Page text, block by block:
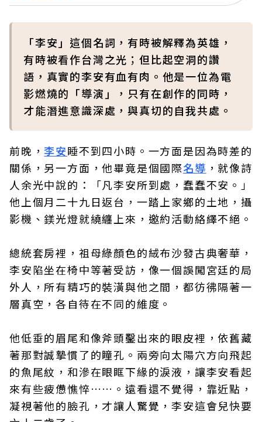
「李安」這個名詞，有時被解釋為英雄，
有時被看作台灣之光；但比起空洞的讚
語，真實的李安有血有肉。他是一位為電
影燃燒的「導演」，只有在創作的同時，
才能潛進意識深處，與真切的自我共處。
前晚，李安睡不到四小時。一方面是因為時差的
關係，另一方面，他畢竟是個國際名導 ，就像詩
人余光中說的：「凡李安所到處，蠢蠢不安。」
他上個月二十九日返台，一踏上家鄉的土地，攝
影機、鎂光燈就繞纏上來，邀約活動絡繹不絕。
總統套房裡，祖母綠顏色的絨布沙發古典奢華，
李安陷坐在椅中等著受訪，像一個誤闖宮廷的局
外人，所有精巧的裝潢與他之間，都彷彿隔著一
層真空，各自待在不同的維度。
他低垂的眉尾和像斧頭鑿出來的眼皮裡，依舊藏
著那對誠摯慣了的瞳孔。兩旁向太陽穴方向飛起
的魚尾紋，和滲在眼眶下緣的淚液，讓李安看起
來有些疲憊憔悴……。遠看還不覺得，靠近點，
凝視著他的臉孔，才讓人驚覺，李安這會兒快要